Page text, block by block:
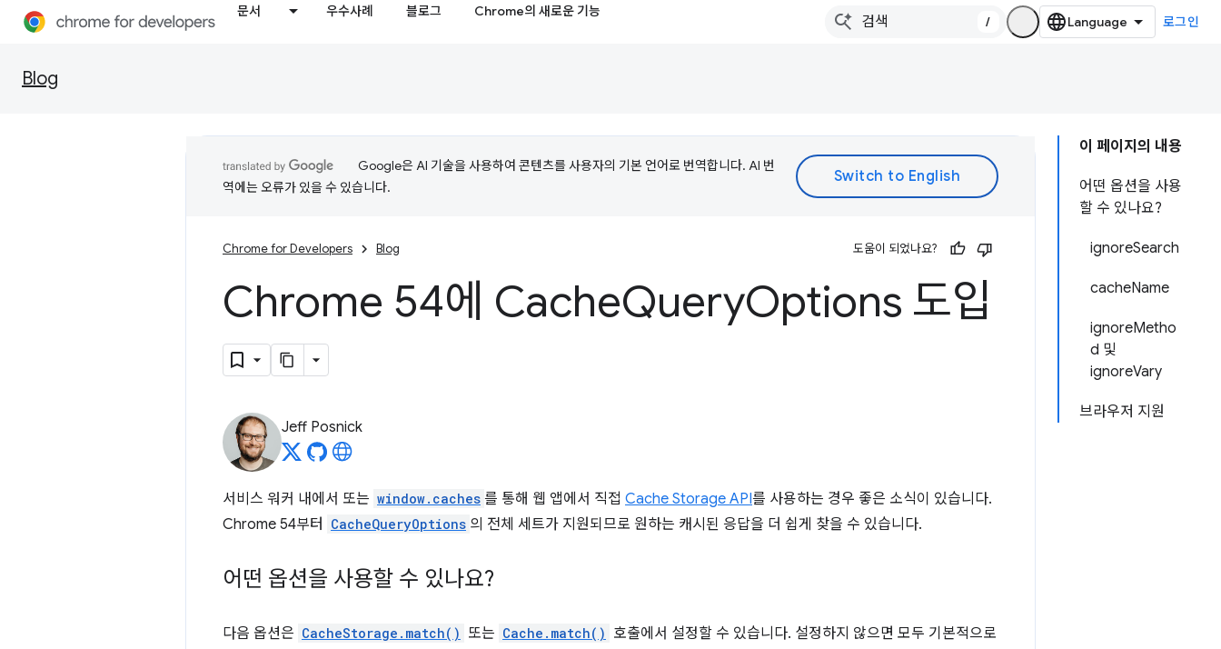
문서 우수사례 블로그 Chrome의 새로운 기능
/ 로그인
Blog
이 페이지의 내용
어떤 옵션을 사용
할 수 있나요?
ignoreSearch
cacheName
ignoreMetho
d 및
ignoreVary
브라우저 지원
Google은 AI 기술을 사용하여 콘텐츠를 사용자의 기본 언어로 번역합니다. AI 번
역에는 오류가 있을 수 있습니다.
Chrome for Developers Blog 도움이 되었나요?
Chrome 54에 CacheQueryOptions 도입
Jeff Posnick
서비스 워커 내에서 또는 window.caches 를 통해 웹 앱에서 직접 Cache Storage API를 사용하는 경우 좋은 소식이 있습니다.
Chrome 54부터
CacheQueryOptions 의 전체 세트가 지원되므로 원하는 캐시된 응답을 더 쉽게 찾을 수 있습니다.
어떤 옵션을 사용할 수 있나요?
다음 옵션은 CacheStorage.match() 또는 Cache.match() 호출에서 설정할 수 있습니다. 설정하지 않으면 모두 기본적으로